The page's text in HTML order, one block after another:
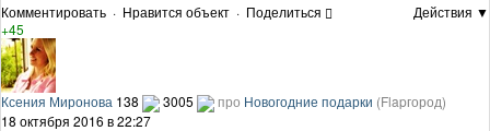
Комментировать · Нравится объект · Поделиться
Действия ▼
+45
Ксения Миронова 138 3005 про Новогодние подарки (Flapгород)
18 октября 2016 в 22:27